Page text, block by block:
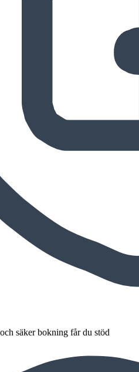
säker bokning får du stöd